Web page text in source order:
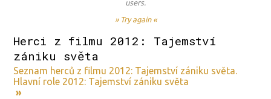
users.
» Try again «
Herci z filmu 2012: Tajemství
zániku světa
Seznam herců z filmu 2012: Tajemství zániku světa.
Hlavní role 2012: Tajemství zániku světa
»